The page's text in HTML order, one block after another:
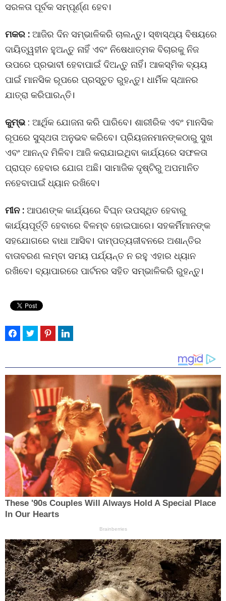
ସରଳତା ପୂର୍ବକ ସମ୍ପୂର୍ଣ୍ଣ ହେବ।
ମକର : ଆଜିର ଦିନ ସମ୍ଭାଳିକରି ଚାଲନ୍ତୁ। ସ୍ଵାସ୍ଥ୍ୟ ବିଷୟରେ
ଦାୟିତ୍ୱହୀନ ହୁଅନ୍ତୁ ନାହିଁ ଏବଂ ନିଷେଧାତ୍ମକ ବିଚାରକୁ ନିଜ
ଉପରେ ପ୍ରଭାବୀ ହେବାପାଇଁ ଦିଅନ୍ତୁ ନାହିଁ। ଆକସ୍ମିକ ବ୍ୟୟ
ପାଇଁ ମାନସିକ ରୂପରେ ପ୍ରସ୍ତୁତ ରୁହନ୍ତୁ। ଧାର୍ମିକ ସ୍ଥାନର
ଯାତ୍ରା କରିପାରନ୍ତି।
କୁମ୍ଭ: ଆର୍ଥିକ ଯୋଜନା କରି ପାରିବେ। ଶାରୀରିକ ଏବଂ ମାନସିକ
ରୂପରେ ସୁସ୍ଥତା ଅନୁଭବ କରିବେ। ପ୍ରିୟଜନମାନଙ୍କଠାରୁ ସୁଖ
ଏବଂ ଆନନ୍ଦ ମିଳିବ। ଆଜି କରାଯାଇଥିବା କାର୍ଯ୍ୟରେ ସଫଳତା
ପ୍ରାପ୍ତ ହେବାର ଯୋଗ ଅଛି। ସାମାଜିକ ଦୃଷ୍ଟିରୁ ଅପମାନିତ
ନହେବାପାଇଁ ଧ୍ୟାନ ରଖିବେ।
ମୀନ : ଆପଣଙ୍କ କାର୍ଯ୍ୟରେ ବିଘ୍ନ ଉପସ୍ଥିତ ହେବାରୁ
କାର୍ଯ୍ୟପୂର୍ତ୍ତି ହେବାରେ ବିଳମ୍ବ ହୋଇପାରେ। ସହକର୍ମିମାନଙ୍କ
ସହଯୋଗରେ ବାଧା ଆସିବ। ଦାମ୍ପତ୍ୟଜୀବନରେ ଅଶାନ୍ତିର
ବାତାବରଣ ଲମ୍ବା ସମୟ ପର୍ଯ୍ୟନ୍ତ ନ ରହୁ ଏହାର ଧ୍ୟାନ
ରଖିବେ। ବ୍ୟାପାରରେ ପାର୍ଟନର ସହିତ ସମ୍ଭାଳିକରି ରୁହନ୍ତୁ।